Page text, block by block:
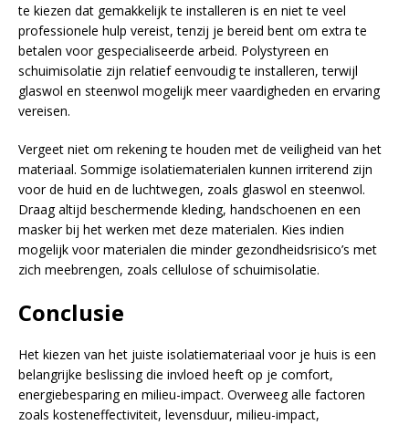
te kiezen dat gemakkelijk te installeren is en niet te veel
professionele hulp vereist, tenzij je bereid bent om extra te
betalen voor gespecialiseerde arbeid. Polystyreen en
schuimisolatie zijn relatief eenvoudig te installeren, terwijl
glaswol en steenwol mogelijk meer vaardigheden en ervaring
vereisen.
Vergeet niet om rekening te houden met de veiligheid van het
materiaal. Sommige isolatiematerialen kunnen irriterend zijn
voor de huid en de luchtwegen, zoals glaswol en steenwol.
Draag altijd beschermende kleding, handschoenen en een
masker bij het werken met deze materialen. Kies indien
mogelijk voor materialen die minder gezondheidsrisico’s met
zich meebrengen, zoals cellulose of schuimisolatie.
Conclusie
Het kiezen van het juiste isolatiemateriaal voor je huis is een
belangrijke beslissing die invloed heeft op je comfort,
energiebesparing en milieu-impact. Overweeg alle factoren
zoals kosteneffectiviteit, levensduur, milieu-impact,